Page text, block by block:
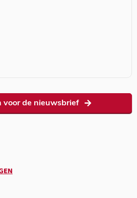
voor de nieuwsbrief